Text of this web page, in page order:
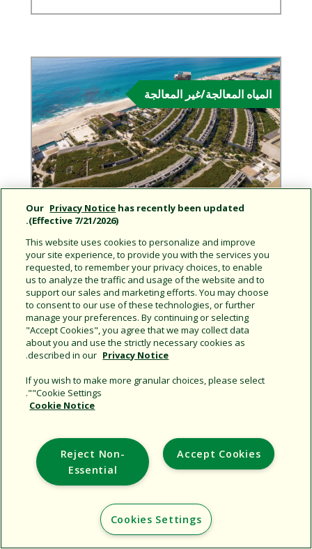
المياه المعالجة/غير المعالجة
منتجع Solaz ، كابو سان لوكاس،
يستخدم منتجع الرفاهية منتجات Rain Bird
لتحسين كفاءة الري والحفاظ على الموارد
الطبيعية
شاهد الفيديو تعرّف على المزيد
المشاريع الكبيرة/المعقدة
Our Privacy Notice has recently been updated
(Effective 7/21/2026).
This website uses cookies to personalize and improve
your site experience, to provide you with the services you
requested, to remember your privacy choices, to enable
us to analyze the traffic and usage of the website and to
support our sales and marketing efforts. You may choose
to consent to our use of these technologies, or further
manage your preferences. By continuing or selecting
"Accept Cookies", you agree that we may collect data
about you and use the strictly necessary cookies as
described in our Privacy Notice
.
If you wish to make more granular choices, please select
"Cookie Settings".
Cookie Notice
Accept Cookies
Reject Non-
Essential
Cookies Settings